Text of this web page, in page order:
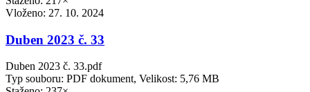
Vloženo: 27. 10. 2024
Duben 2023 č. 33
Duben 2023 č. 33.pdf
Typ souboru: PDF dokument, Velikost: 5,76 MB